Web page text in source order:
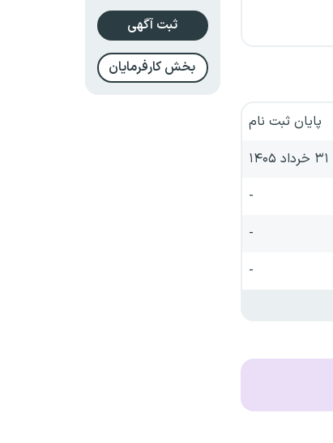
پایان ثبت نام
-
-
-
ثبت آگهی
بخش کارفرمایان